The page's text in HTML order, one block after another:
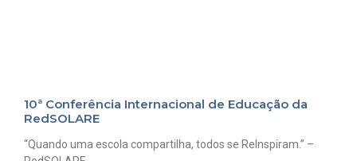
10ª Conferência Internacional de Educação da
RedSOLARE
“Quando uma escola compartilha, todos se ReInspiram.” –